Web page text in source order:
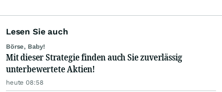
Lesen Sie auch
Börse, Baby!
Mit dieser Strategie finden auch Sie zuverlässig
unterbewertete Aktien!
heute 08:58